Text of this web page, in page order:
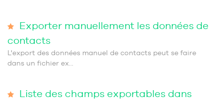
Exporter manuellement les données de
contacts
L'export des données manuel de contacts peut se faire
dans un fichier ex...
Liste des champs exportables dans